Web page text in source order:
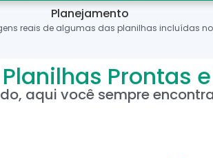
Planejamento
reais de algumas das planilhas incluídas
Prontas
aqui você sempre